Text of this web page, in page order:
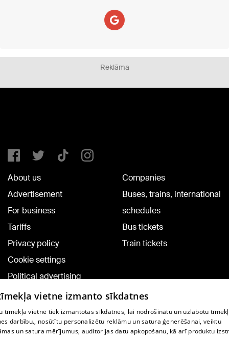
Reklāma
About us
Advertisement
For business
Tariffs
Privacy policy
Cookie settings
Political advertising
Cookie policy
Commenting terms
Companies
Buses, trains, international
schedules
Bus tickets
Train tickets
TV program
vietne izmanto sīkdatnes
tīmekļa vietnē tiek izmantotas sīkdatnes, lai nodrošinātu un uzlabotu
darbību., nosūtītu personalizētu reklāmu un satura ģenerēšanai, veiktu
un satura mērījumus, auditorijas datu apkopošanu, kā arī produktu